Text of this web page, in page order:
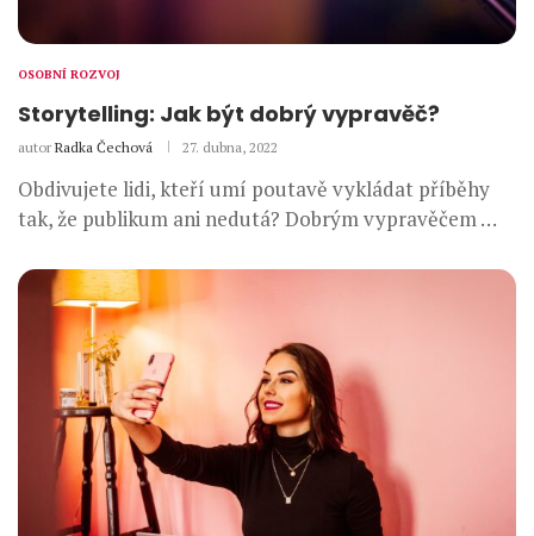
OSOBNÍ ROZVOJ
Storytelling: Jak být dobrý vypravěč?
autor Radka Čechová 27. dubna, 2022
Obdivujete lidi, kteří umí poutavě vykládat příběhy
tak, že publikum ani nedutá? Dobrým vypravěčem …